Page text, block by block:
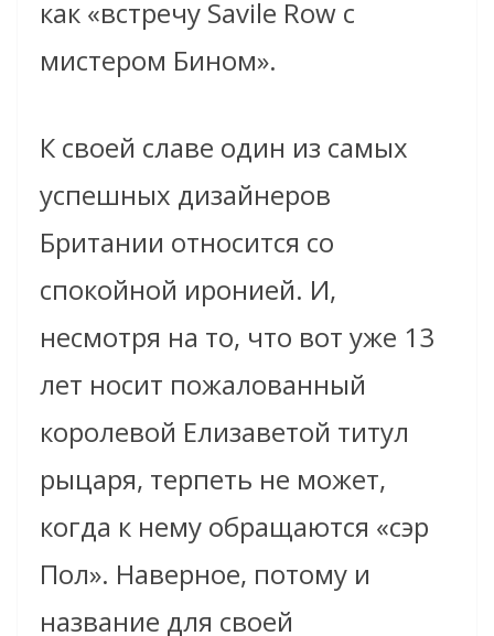
как «встречу Savile Row с
мистером Бином».
К своей славе один из самых
успешных дизайнеров
Британии относится со
спокойной иронией. И,
несмотря на то, что вот уже 13
лет носит пожалованный
королевой Елизаветой титул
рыцаря, терпеть не может,
когда к нему обращаются «сэр
Пол». Наверное, потому и
название для своей